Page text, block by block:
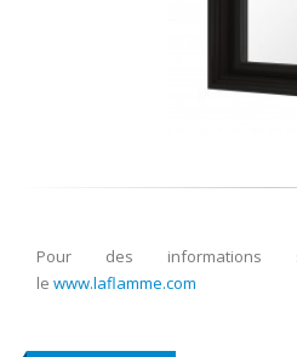
Pour des informations
le www.laflamme.com